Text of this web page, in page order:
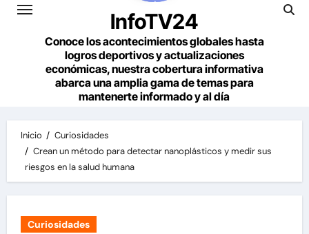
InfoTV24
Conoce los acontecimientos globales hasta
logros deportivos y actualizaciones
económicas, nuestra cobertura informativa
abarca una amplia gama de temas para
mantenerte informado y al día
Inicio
Curiosidades
Crean un método para detectar nanoplásticos y medir sus
riesgos en la salud humana
Curiosidades